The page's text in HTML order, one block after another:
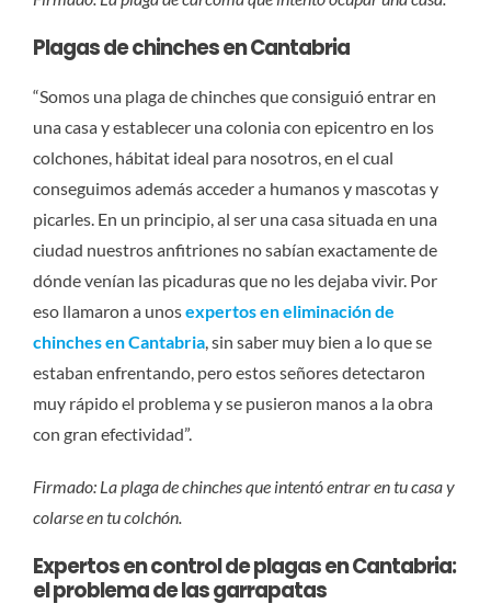
Plagas de chinches en Cantabria
“Somos una plaga de chinches que consiguió entrar en
una casa y establecer una colonia con epicentro en los
colchones, hábitat ideal para nosotros, en el cual
conseguimos además acceder a humanos y mascotas y
picarles. En un principio, al ser una casa situada en una
ciudad nuestros anfitriones no sabían exactamente de
dónde venían las picaduras que no les dejaba vivir. Por
eso llamaron a unosexpertos en eliminación de
chinches en Cantabria, sin saber muy bien a lo que se
estaban enfrentando, pero estos señores detectaron
muy rápido el problema y se pusieron manos a la obra
con gran efectividad”.
Firmado: La plaga de chinches que intentó entrar en tu casa y
colarse en tu colchón.
Expertos en control de plagas en Cantabria:
el problema de las garrapatas